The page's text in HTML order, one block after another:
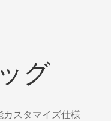
グ
カスタマイズ仕様